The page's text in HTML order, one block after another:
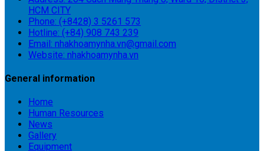
HCM CITY
Phone: (+8428) 3 5261 573
Hotline: (+84) 908 743 239
Email: nhakhoamynha.vn@gmail.com
Website: nhakhoamynha.vn
General information
Home
Human Resources
News
Gallery
Equipment